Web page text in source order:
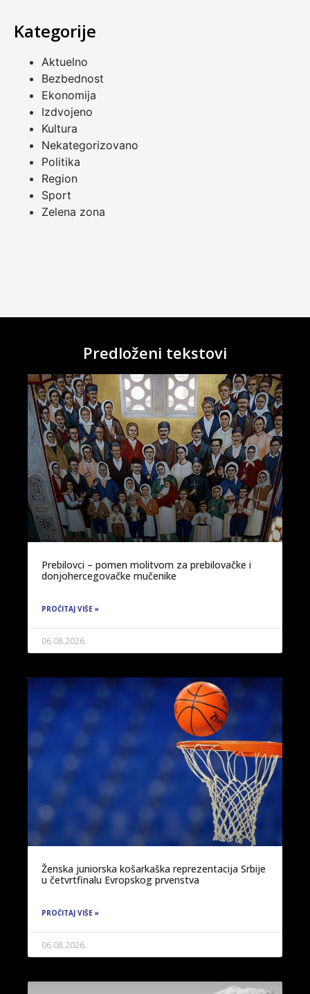
Kategorije
Aktuelno
Bezbednost
Ekonomija
Izdvojeno
Kultura
Nekategorizovano
Politika
Region
Sport
Zelena zona
Predloženi tekstovi
Prebilovci – pomen molitvom za prebilovačke i
donjohercegovačke mučenike
PROČITAJ VIŠE »
06.08.2026.
Ženska juniorska košarkaška reprezentacija Srbije
u četvrtfinalu Evropskog prvenstva
PROČITAJ VIŠE »
06.08.2026.